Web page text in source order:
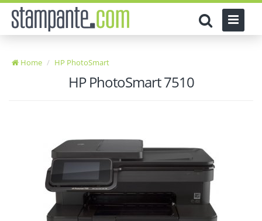
Home HP PhotoSmart
HP PhotoSmart 7510